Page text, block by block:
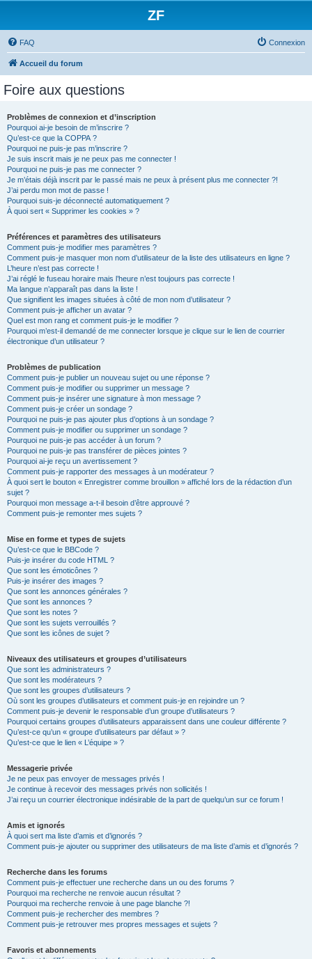
ZF
FAQ Connexion
Accueil du forum
Foire aux questions
Problèmes de connexion et d’inscription
Pourquoi ai-je besoin de m’inscrire ?
Qu’est-ce que la COPPA ?
Pourquoi ne puis-je pas m’inscrire ?
Je suis inscrit mais je ne peux pas me connecter !
Pourquoi ne puis-je pas me connecter ?
Je m’étais déjà inscrit par le passé mais ne peux à présent plus me connecter ?!
J’ai perdu mon mot de passe !
Pourquoi suis-je déconnecté automatiquement ?
À quoi sert « Supprimer les cookies » ?
Préférences et paramètres des utilisateurs
Comment puis-je modifier mes paramètres ?
Comment puis-je masquer mon nom d’utilisateur de la liste des utilisateurs en ligne ?
L’heure n’est pas correcte !
J’ai réglé le fuseau horaire mais l’heure n’est toujours pas correcte !
Ma langue n’apparaît pas dans la liste !
Que signifient les images situées à côté de mon nom d’utilisateur ?
Comment puis-je afficher un avatar ?
Quel est mon rang et comment puis-je le modifier ?
Pourquoi m’est-il demandé de me connecter lorsque je clique sur le lien de courrier
électronique d’un utilisateur ?
Problèmes de publication
Comment puis-je publier un nouveau sujet ou une réponse ?
Comment puis-je modifier ou supprimer un message ?
Comment puis-je insérer une signature à mon message ?
Comment puis-je créer un sondage ?
Pourquoi ne puis-je pas ajouter plus d’options à un sondage ?
Comment puis-je modifier ou supprimer un sondage ?
Pourquoi ne puis-je pas accéder à un forum ?
Pourquoi ne puis-je pas transférer de pièces jointes ?
Pourquoi ai-je reçu un avertissement ?
Comment puis-je rapporter des messages à un modérateur ?
À quoi sert le bouton « Enregistrer comme brouillon » affiché lors de la rédaction d’un
sujet ?
Pourquoi mon message a-t-il besoin d’être approuvé ?
Comment puis-je remonter mes sujets ?
Mise en forme et types de sujets
Qu’est-ce que le BBCode ?
Puis-je insérer du code HTML ?
Que sont les émoticônes ?
Puis-je insérer des images ?
Que sont les annonces générales ?
Que sont les annonces ?
Que sont les notes ?
Que sont les sujets verrouillés ?
Que sont les icônes de sujet ?
Niveaux des utilisateurs et groupes d’utilisateurs
Que sont les administrateurs ?
Que sont les modérateurs ?
Que sont les groupes d’utilisateurs ?
Où sont les groupes d’utilisateurs et comment puis-je en rejoindre un ?
Comment puis-je devenir le responsable d’un groupe d’utilisateurs ?
Pourquoi certains groupes d’utilisateurs apparaissent dans une couleur différente ?
Qu’est-ce qu’un « groupe d’utilisateurs par défaut » ?
Qu’est-ce que le lien « L’équipe » ?
Messagerie privée
Je ne peux pas envoyer de messages privés !
Je continue à recevoir des messages privés non sollicités !
J’ai reçu un courrier électronique indésirable de la part de quelqu’un sur ce forum !
Amis et ignorés
À quoi sert ma liste d’amis et d’ignorés ?
Comment puis-je ajouter ou supprimer des utilisateurs de ma liste d’amis et d’ignorés ?
Recherche dans les forums
Comment puis-je effectuer une recherche dans un ou des forums ?
Pourquoi ma recherche ne renvoie aucun résultat ?
Pourquoi ma recherche renvoie à une page blanche ?!
Comment puis-je rechercher des membres ?
Comment puis-je retrouver mes propres messages et sujets ?
Favoris et abonnements